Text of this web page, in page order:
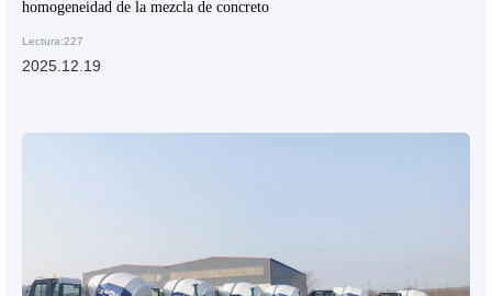
homogeneidad de la mezcla de concreto
Lectura:227
2025.12.19